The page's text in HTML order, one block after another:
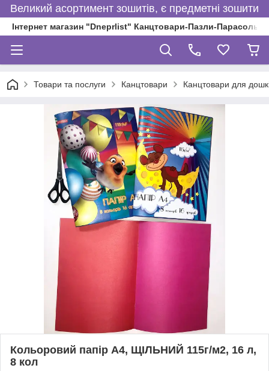
Великий асортимент зошитів, є предметні зошити
Інтернет магазин "Dneprlist" Канцтовари-Пазли-Парасольки
Товари та послуги Канцтовари Канцтовари для
Кольоровий папір А4, ЩІЛЬНИЙ 115г/м2, 16 л,
8 кол